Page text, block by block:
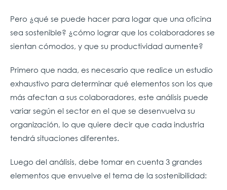
Pero ¿qué se puede hacer para logar que una oficina
sea sostenible? ¿cómo lograr que los colaboradores se
sientan cómodos, y que su productividad aumente?
Primero que nada, es necesario que realice un estudio
exhaustivo para determinar qué elementos son los que
más afectan a sus colaboradores, este análisis puede
variar según el sector en el que se desenvuelva su
organización, lo que quiere decir que cada industria
tendrá situaciones diferentes.
Luego del análisis, debe tomar en cuenta 3 grandes
elementos que envuelve el tema de la sostenibilidad: